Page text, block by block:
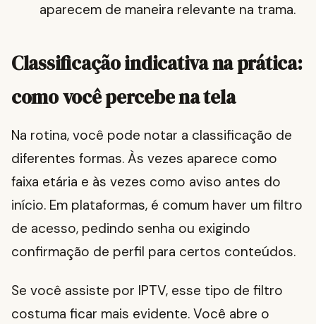
aparecem de maneira relevante na trama.
Classificação indicativa na prática:
como você percebe na tela
Na rotina, você pode notar a classificação de
diferentes formas. Às vezes aparece como
faixa etária e às vezes como aviso antes do
início. Em plataformas, é comum haver um filtro
de acesso, pedindo senha ou exigindo
confirmação de perfil para certos conteúdos.
Se você assiste por IPTV, esse tipo de filtro
costuma ficar mais evidente. Você abre o